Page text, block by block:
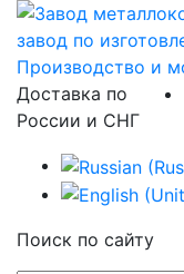
Доставка по
России и СНГ
Поиск по сайту